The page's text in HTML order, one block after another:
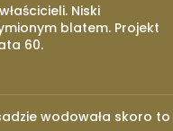
Niski
blatem. Projekt
60.
wodowała skoro to